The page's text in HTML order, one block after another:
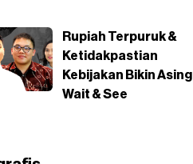
Rupiah Terpuruk &
Ketidakpastian
Kebijakan Bikin Asing
Wait & See